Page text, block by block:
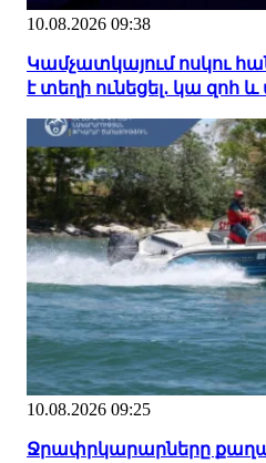
10.08.2026 09:38
Կամչատկայում ոսկու
է տեղի ունեցել․ կա զոհ
10.08.2026 09:25
Ջրափրկարարները